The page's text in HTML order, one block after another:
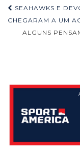
de
Post
SEAHAWKS E
CHEGARAM A UM
ALGUNS